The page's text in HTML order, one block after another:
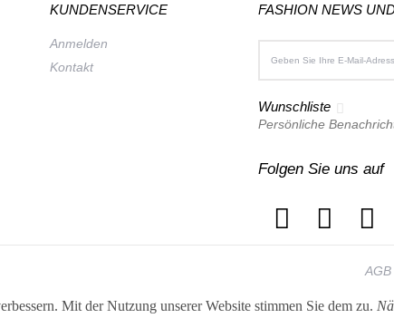
Mit der Nutzung unserer Website stimmen Sie dem zu.
KUNDENSERVICE
Anmelden
Kontakt
FASHION NEWS
Wunschliste
Persönliche
Folgen Sie uns auf
AGB